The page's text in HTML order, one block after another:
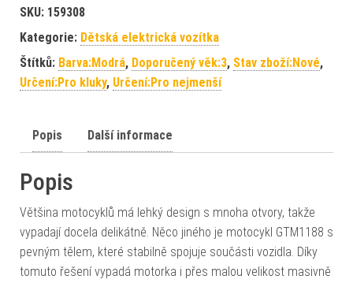
SKU: 159308
Kategorie: Dětská elektrická vozítka
Štítků: Barva:Modrá, Doporučený věk:3, Stav zboží:Nové,
Určení:Pro kluky, Určení:Pro nejmenší
Popis Další informace
Popis
Většina motocyklů má lehký design s mnoha otvory, takže
vypadají docela delikátně. Něco jiného je motocykl GTM1188 s
pevným tělem, které stabilně spojuje součásti vozidla. Díky
tomuto řešení vypadá motorka i přes malou velikost masivně